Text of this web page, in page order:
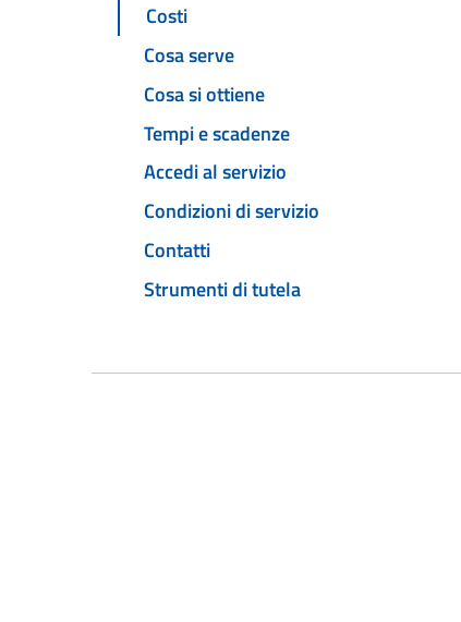
Costi
Cosa serve
Cosa si ottiene
Tempi e scadenze
Accedi al servizio
Condizioni di servizio
Contatti
Strumenti di tutela